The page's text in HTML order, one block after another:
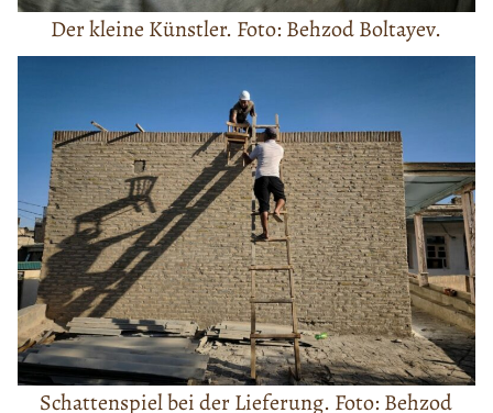
Der kleine Künstler. Foto: Behzod Boltayev.
Schattenspiel bei der Lieferung. Foto: Behzod